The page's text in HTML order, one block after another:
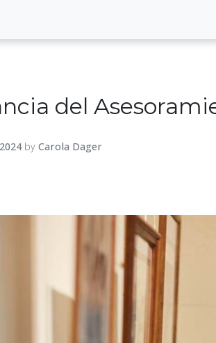
del
by Carola Dager